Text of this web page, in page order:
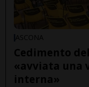
ASCONA
Cedimento
«avviata una
interna»